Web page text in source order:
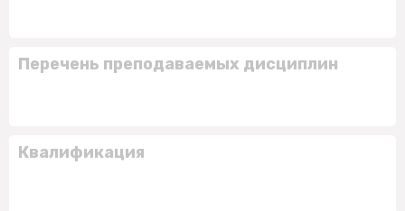
Перечень преподаваемых дисциплин
Квалификация